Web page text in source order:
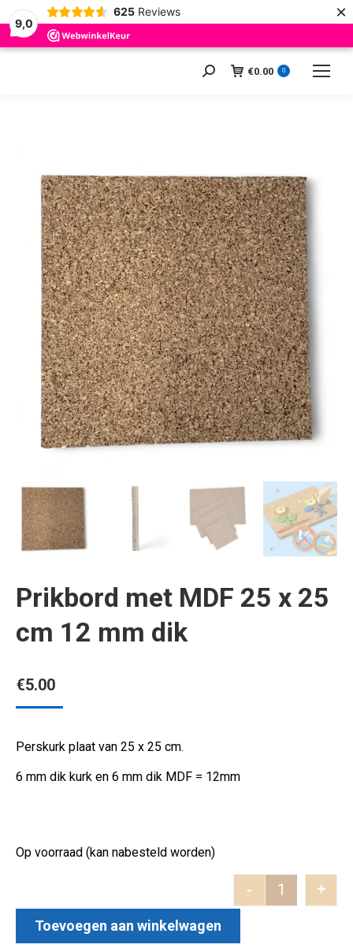
9,0
625 Reviews ×
Zoeken: €0.00 0
Prikbord met MDF 25 x 25
cm 12 mm dik
€5.00
Perskurk plaat van 25 x 25 cm.
6 mm dik kurk en 6 mm dik MDF = 12mm
Op voorraad (kan nabesteld worden)
- +
Toevoegen aan winkelwagen